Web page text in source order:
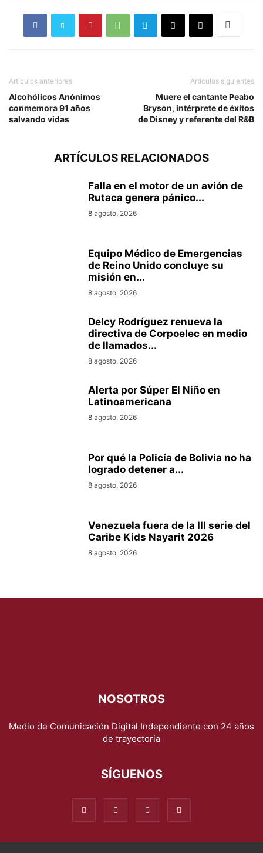
Artículos anteriores
Alcohólicos Anónimos
conmemora 91 años
salvando vidas
Artículos siguientes
Muere el cantante Peabo
Bryson, intérprete de éxitos
de Disney y referente del R&B
ARTÍCULOS RELACIONADOS
Falla en el motor de un avión de
Rutaca genera pánico...
8 agosto, 2026
Equipo Médico de Emergencias
de Reino Unido concluye su
misión en...
8 agosto, 2026
Delcy Rodríguez renueva la
directiva de Corpoelec en medio
de llamados...
8 agosto, 2026
Alerta por Súper El Niño en
Latinoamericana
8 agosto, 2026
Por qué la Policía de Bolivia no ha
logrado detener a...
8 agosto, 2026
Venezuela fuera de la III serie del
Caribe Kids Nayarit 2026
8 agosto, 2026
NOSOTROS
Medio de Comunicación Digital Independiente con 24 años
de trayectoria
SÍGUENOS